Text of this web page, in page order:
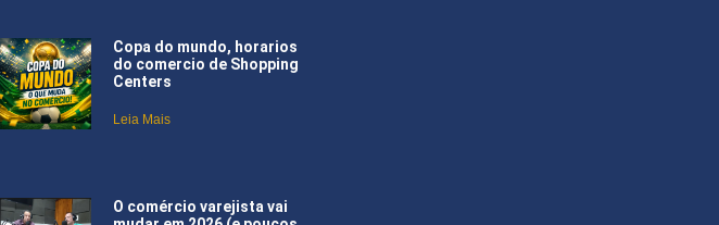
Copa do mundo, horarios
do comercio de Shopping
Centers
Leia Mais
O comércio varejista vai